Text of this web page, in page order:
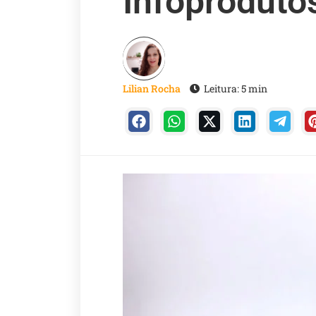
Lilian Rocha Leitura: 5 min